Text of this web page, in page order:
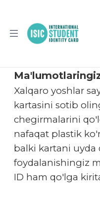
Asosiy
Hamkorlik
Hujjatlar
Yordam
Xalqaro yoshlar
kartasini sotib
chegirmalarini
nafaqat plastik
balki kartani
foydalanishingiz
ID ham qo'lga